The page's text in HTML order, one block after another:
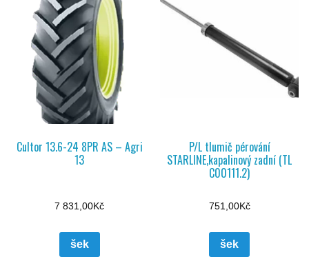
Cultor 13.6-24 8PR AS – Agri
13
7 831,00Kč
šek
P/L tlumič pérování
STARLINE,kapalinový zadní (TL
C00111.2)
751,00Kč
šek